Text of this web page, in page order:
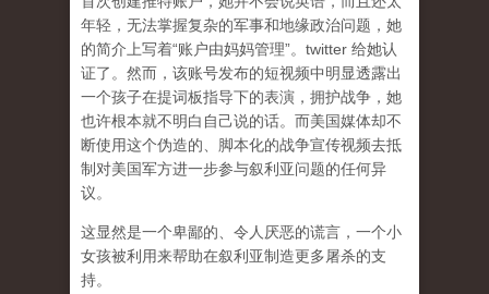
年轻，无法掌握复杂的军事和地缘政治问题，她
的简介上写着“账户由妈妈管理”。twitter 给她认
证了。然而，该账号发布的短视频中明显透露出
一个孩子在提词板指导下的表演，拥护战争，她
也许根本就不明白自己说的话。而美国媒体却不
断使用这个伪造的、脚本化的战争宣传视频去抵
制对美国军方进一步参与叙利亚问题的任何异
议。
这显然是一个卑鄙的、令人厌恶的谎言，一个小
女孩被利用来帮助在叙利亚制造更多屠杀的支
持。